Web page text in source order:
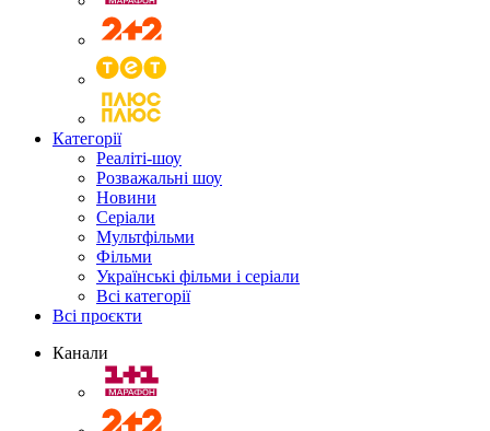
Категорії
Реаліті-шоу
Розважальні шоу
Новини
Серіали
Мультфільми
Фільми
Українські фільми і серіали
Всі категорії
Всі проєкти
Канали